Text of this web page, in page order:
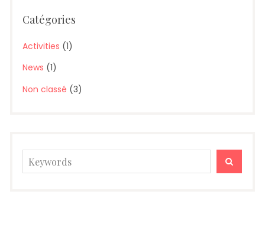
Catégories
Activities (1)
News (1)
Non classé (3)